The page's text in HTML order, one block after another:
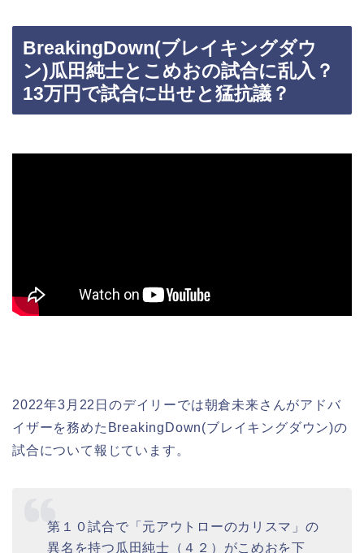
BreakingDown(ブレイキングダウ
ン)瓜田純士とこめおの試合に乱入？
13万円で試合に出せと猛抗議？
2022年3月22日のデイリーでは朝倉未来さんがアドバ
イザーを務めたBreakingDown(ブレイキングダウン)の
試合について報じています。
第１０試合で「元アウトローのカリスマ」の
異名を持つ瓜田純士（４２）がこめおを下